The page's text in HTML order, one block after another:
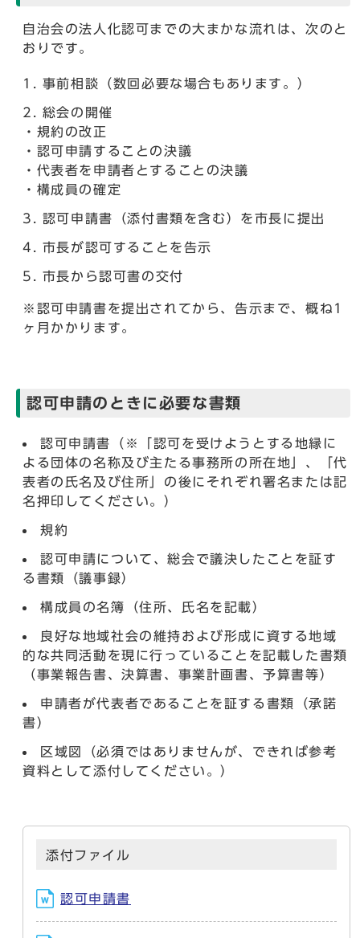
自治会の法人化認可までの大まかな流れは、次のと
おりです。
事前相談（数回必要な場合もあります。）
総会の開催
・規約の改正
・認可申請することの決議
・代表者を申請者とすることの決議
・構成員の確定
認可申請書（添付書類を含む）を市長に提出
市長が認可することを告示
市長から認可書の交付
※認可申請書を提出されてから、告示まで、概ね1
ヶ月かかります。
認可申請のときに必要な書類
認可申請書（※「認可を受けようとする地縁に
よる団体の名称及び主たる事務所の所在地」、「代
表者の氏名及び住所」の後にそれぞれ署名または記
名押印してください。）
規約
認可申請について、総会で議決したことを証す
る書類（議事録）
構成員の名簿（住所、氏名を記載）
良好な地域社会の維持および形成に資する地域
的な共同活動を現に行っていることを記載した書類
（事業報告書、決算書、事業計画書、予算書等）
申請者が代表者であることを証する書類（承諾
書）
区域図（必須ではありませんが、できれば参考
資料として添付してください。）
添付ファイル
認可申請書